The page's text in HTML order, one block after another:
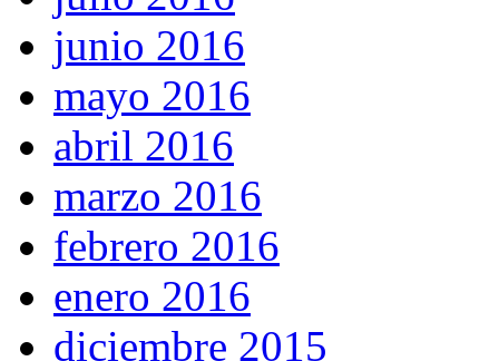
junio 2016
mayo 2016
abril 2016
marzo 2016
febrero 2016
enero 2016
diciembre 2015